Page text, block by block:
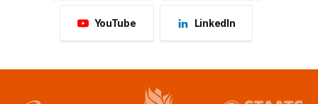
YouTube LinkedIn